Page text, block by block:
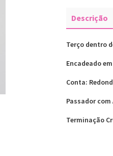
Descrição
Terço dentro
Encadeado
Conta:
Passador
Terminação